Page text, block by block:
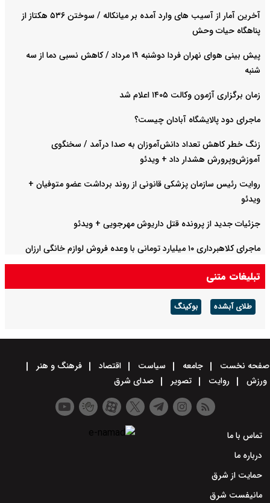
آخرین آمار از آسیب های وارد آمده بر میانکاله / سوختن ۵۳۶ هکتاز از
پناهگاه حیات وحش
پیش بینی هوای نهران فردا دوشنبه ۱۹ مرداد / کاهش نسبی دما از سه
شنبه
زمان برگزاری آژمون وکالت ۱۴۰۵ اعلام شد
ماجرای دود پالایشگاه آبادان چیست؟
زنگ خطر کاهش تعداد دانش‌آموزان به صدا درآمد / سخنگوی
آموزش‌وپرورش هشدار داد +‌ ویدئو
روایت رئیس سازمان پزشکی قانونی از روند برداشت عضو متوفیان +
ویدئو
جزئیات جدید از پرونده قتل داریوش مهرجویی + ویدئو
ماجرای کلاهبرداری ۱۰ میلیارد تومانی با وعده فروش لوازم خانگی ارزان
تبلیغات متنی
طلای آبشده بوکینگ
صفحه نخست جامعه سیاست اقتصاد
فرهنگ و هنر
ورزش
روایت تصویر صدای شرق
تماس با ما
درباره ما
حمایت از شرق
مانیفست شرق